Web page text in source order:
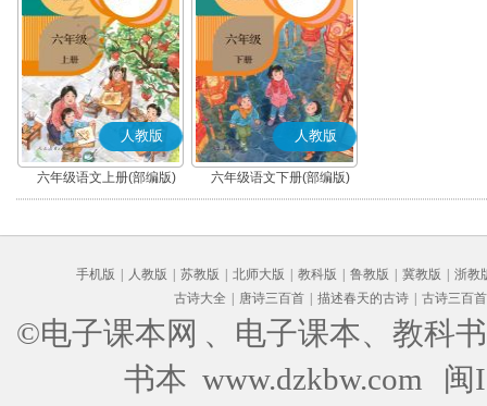
人教版
六年级语文上册(部编版)
人教版
六年级语文下册(部编版)
手机版 人教版 苏教版 北师大版 教科版 鲁教版 冀教版
浙教
古诗大全
唐诗三百首 描述春天的古诗 古诗三百首
©电子课本网 、电子课本、教科
书本 www.dzkbw.com
闽